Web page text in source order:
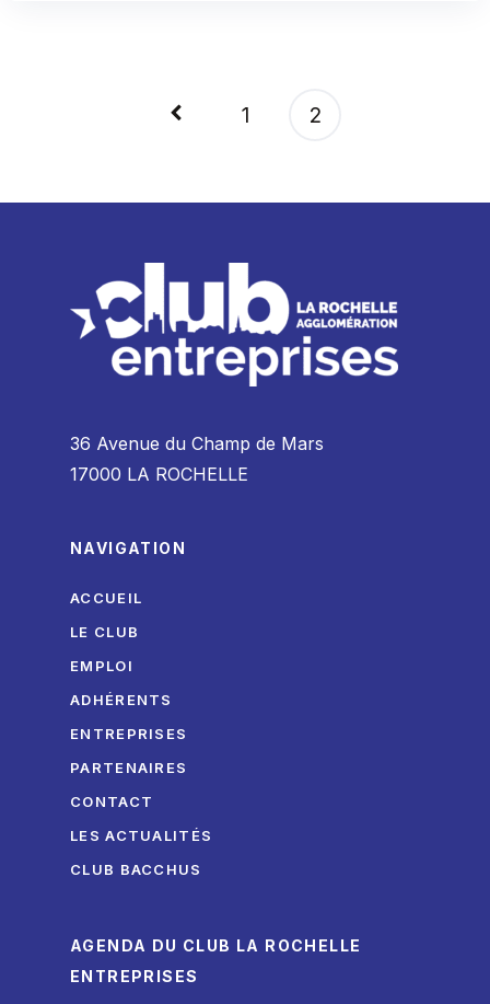
Pagination
publications
1 2
36 Avenue du Champ de Mars
17000 LA ROCHELLE
NAVIGATION
ACCUEIL
LE CLUB
EMPLOI
ADHÉRENTS
ENTREPRISES
PARTENAIRES
CONTACT
LES ACTUALITÉS
CLUB BACCHUS
AGENDA DU CLUB LA ROCHELLE
ENTREPRISES